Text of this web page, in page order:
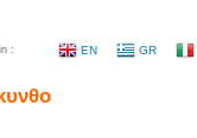
: EN GR